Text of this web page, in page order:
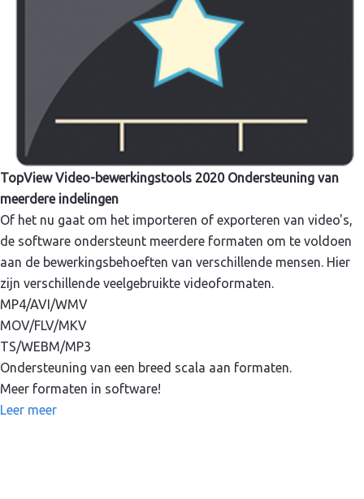
TopView Video-bewerkingstools 2020 Ondersteuning van
meerdere indelingen
Of het nu gaat om het importeren of exporteren van video's,
de software ondersteunt meerdere formaten om te voldoen
aan de bewerkingsbehoeften van verschillende mensen. Hier
zijn verschillende veelgebruikte videoformaten.
MP4/AVI/WMV
MOV/FLV/MKV
TS/WEBM/MP3
Ondersteuning van een breed scala aan formaten.
Meer formaten in software!
Leer meer